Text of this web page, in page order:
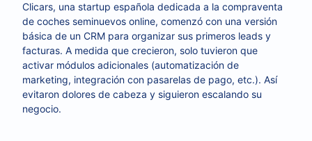
Clicars, una startup española dedicada a la compraventa
de coches seminuevos online, comenzó con una versión
básica de un CRM para organizar sus primeros leads y
facturas. A medida que crecieron, solo tuvieron que
activar módulos adicionales (automatización de
marketing, integración con pasarelas de pago, etc.). Así
evitaron dolores de cabeza y siguieron escalando su
negocio.